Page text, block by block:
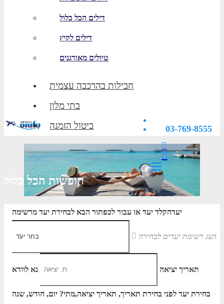
דילים הכל כלול
דילים לקיץ
טיולים מאורגנים
חבילות בהרכבה עצמית
בתי מלון
ביטול הזמנה
03-769-8555
חופשות הכל כלול
יעדהקלד יעד או עבור לכפתור הבא לבחירת יעד מרשימה
הצג רשימת יעדים לבחירה
תאריך יציאה נא לוודא
בחירת יעד לפני בחירת תאריך, תאריך יציאה,מתי? יום, חודש, שנה